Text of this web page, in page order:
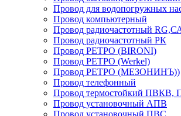
Провод для водопогружных
Провод компьютерный
Провод радиочастотный
Провод радиочастотный РК
Провод РЕТРО (BIRONI)
Провод РЕТРО (Werkel)
Провод РЕТРО (МЕЗОНИНЪ))
Провод телефонный
Провод термостойкий
Провод установочный АПВ